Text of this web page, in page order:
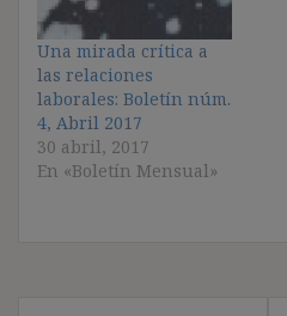
Una mirada crítica a
las relaciones
laborales: Boletín núm.
4, Abril 2017
30 abril, 2017
En «Boletín Mensual»